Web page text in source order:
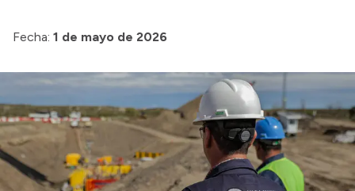
Fecha: 1 de mayo de 2026